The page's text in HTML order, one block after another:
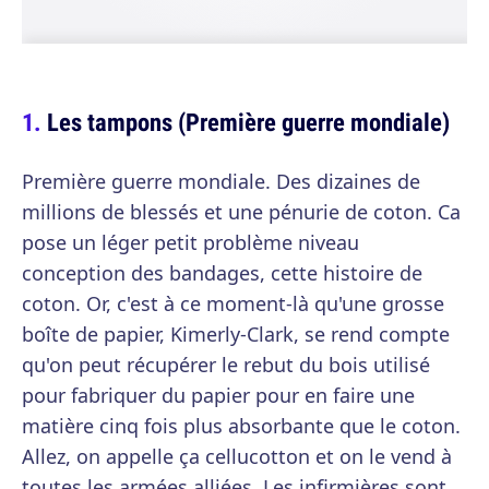
Les tampons (Première guerre mondiale)
Première guerre mondiale. Des dizaines de
millions de blessés et une pénurie de coton. Ca
pose un léger petit problème niveau
conception des bandages, cette histoire de
coton. Or, c'est à ce moment-là qu'une grosse
boîte de papier, Kimerly-Clark, se rend compte
qu'on peut récupérer le rebut du bois utilisé
pour fabriquer du papier pour en faire une
matière cinq fois plus absorbante que le coton.
Allez, on appelle ça cellucotton et on le vend à